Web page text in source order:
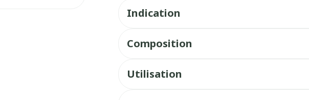
Indication
Composition
Utilisation